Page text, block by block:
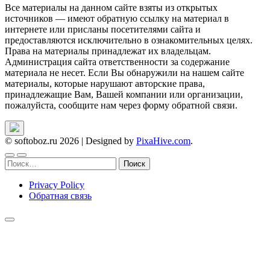
Все материалы на данном сайте взяты из открытых
источников — имеют обратную ссылку на материал в
интернете или присланы посетителями сайта и
предоставляются исключительно в ознакомительных целях.
Права на материалы принадлежат их владельцам.
Администрация сайта ответственности за содержание
материала не несет. Если Вы обнаружили на нашем сайте
материалы, которые нарушают авторские права,
принадлежащие Вам, Вашей компании или организации,
пожалуйста, сообщите нам через форму обратной связи.
© softoboz.ru 2026 | Designed by PixaHive.com.
Найти:
Privacy Policy
Обратная связь